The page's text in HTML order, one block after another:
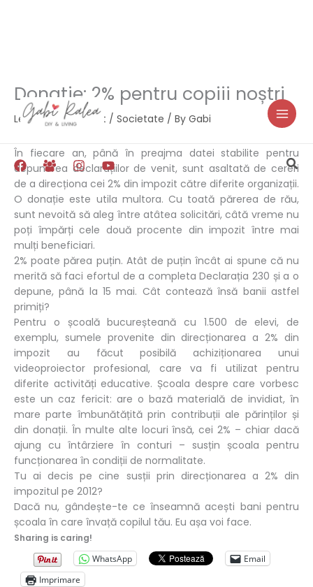
Skip
content
Donatie: 2% pentru copiii noștri
Leave a Comment / Societate / By Gabi
În fiecare an, până în preajma datei stabilite pentru
depunerea declarațiilor de venit, sunt asaltată de cereri
de a direcționa cei 2% din impozit către diferite organizații.
O donație este utila multora. Cu toată părerea de rău,
sunt nevoită să aleg între atâtea solicitări, câtă vreme nu
poți împărți cele două procente din impozit între mai
mulți beneficiari.
2% poate părea puțin. Atât de puțin încât ai spune că nu
merită să faci efortul de a completa Declarația 230 și a o
depune, până la 15 mai. Cât contează însă banii astfel
primiți?
Pentru o școală bucureșteană cu 1.500 de elevi, de
exemplu, sumele provenite din direcționarea a 2% din
impozit au făcut posibilă achiziționarea unui
videoproiector profesional, care va fi utilizat pentru
diferite activități educative. Școala despre care vorbesc
este un caz fericit: are o bază materială de invidiat, în
mare parte îmbunătățită prin contribuții ale părinților și
din donații. În multe alte locuri însă, cei 2% – chiar dacă
ajung cu întârziere în conturi – susțin școala pentru
funcționarea în condiții de normalitate.
Tu ai decis pe cine susții prin direcționarea a 2% din
impozitul pe 2012?
Dacă nu, gândește-te ce înseamnă acești bani pentru
școala în care învață copilul tău. Eu așa voi face.
Sharing is caring!
WhatsApp
Email
Imprimare